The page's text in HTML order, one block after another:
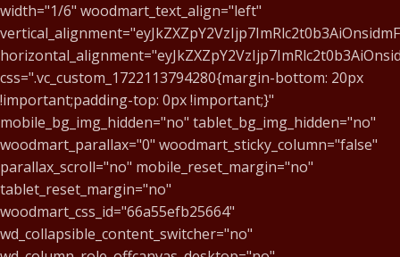
width="1/6" woodmart_text_align="left"
css=".vc_custom_1722113794280{margin-bottom: 20px
!important;padding-top: 0px !important;}"
mobile_bg_img_hidden="no" tablet_bg_img_hidden="no"
woodmart_parallax="0" woodmart_sticky_column="false"
parallax_scroll="no" mobile_reset_margin="no"
tablet_reset_margin="no"
woodmart_css_id="66a55efb25664"
wd_collapsible_content_switcher="no"